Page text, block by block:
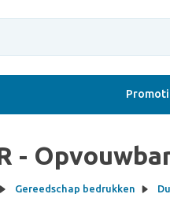
-
Gereedschap bedrukken